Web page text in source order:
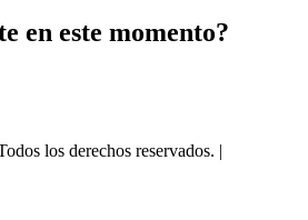
en este momento?
los derechos reservados. |